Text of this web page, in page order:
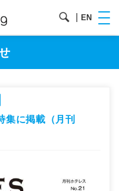
EN
集に掲載（月刊